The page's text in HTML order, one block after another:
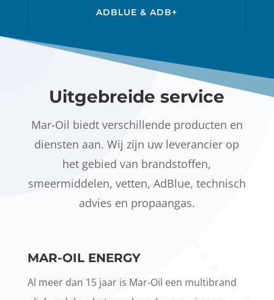
ADBLUE & ADB+
Uitgebreide service
Mar-Oil biedt verschillende producten en
diensten aan. Wij zijn uw leverancier op
het gebied van brandstoffen,
smeermiddelen, vetten, AdBlue, technisch
advies en propaangas.
MAR-OIL ENERGY
Al meer dan 15 jaar is Mar-Oil een multibrand